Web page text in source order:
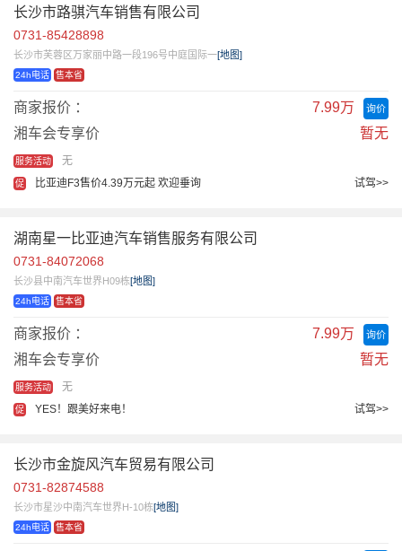
长沙市路骐汽车销售有限公司
0731-85428898
长沙市芙蓉区万家丽中路一段196号中庭国际一[地图]
24h电话 售本省
商家报价 ： 询价
7.99万
湘车会专享价
暂无
服务活动 无
促 比亚迪F3售价4.39万元起 欢迎垂询 试驾>>
湖南星一比亚迪汽车销售服务有限公司
0731-84072068
长沙县中南汽车世界H09栋[地图]
24h电话 售本省
商家报价 ： 询价
7.99万
湘车会专享价
暂无
服务活动 无
促 YES！跟美好来电！ 试驾>>
长沙市金旋风汽车贸易有限公司
0731-82874588
长沙市星沙中南汽车世界H-10栋[地图]
24h电话 售本省